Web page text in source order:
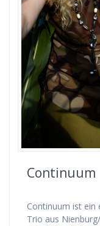
Continuum
Continuum ist ein
Trio aus